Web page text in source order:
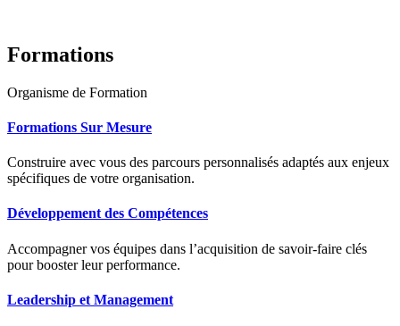
Formations
Organisme de Formation
Formations Sur Mesure
Construire avec vous des parcours personnalisés adaptés aux enjeux
spécifiques de votre organisation.
Développement des Compétences
Accompagner vos équipes dans l’acquisition de savoir-faire clés
pour booster leur performance.
Leadership et Management